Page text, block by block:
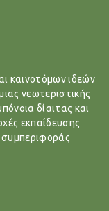
καινοτόμων ιδεών
νεωτεριστικής
δίαιτας και
εκπαίδευσης